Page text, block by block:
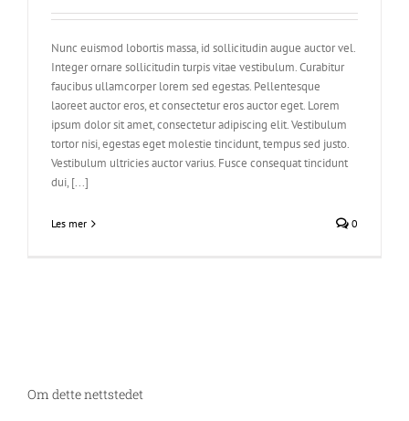
Nunc euismod lobortis massa, id sollicitudin augue auctor vel.
Integer ornare sollicitudin turpis vitae vestibulum. Curabitur
faucibus ullamcorper lorem sed egestas. Pellentesque
laoreet auctor eros, et consectetur eros auctor eget. Lorem
ipsum dolor sit amet, consectetur adipiscing elit. Vestibulum
tortor nisi, egestas eget molestie tincidunt, tempus sed justo.
Vestibulum ultricies auctor varius. Fusce consequat tincidunt
dui, [...]
Les mer 0
Om dette nettstedet